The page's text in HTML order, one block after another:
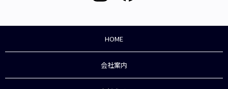
HOME
会社案内